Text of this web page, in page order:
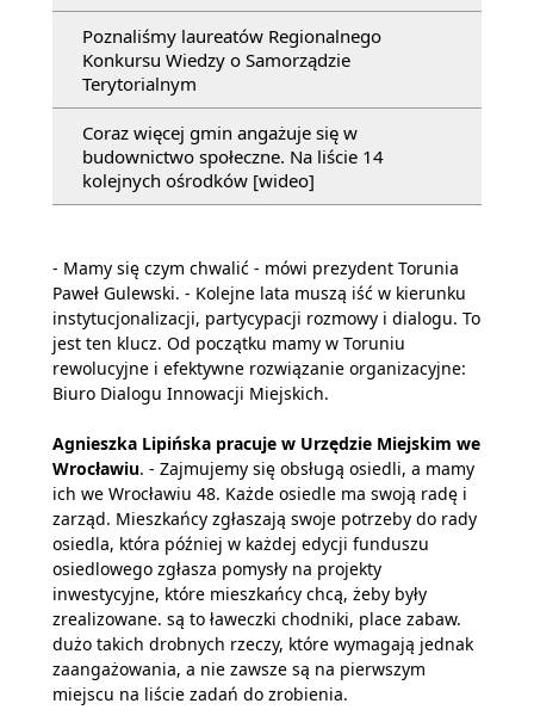
Poznaliśmy laureatów Regionalnego
Konkursu Wiedzy o Samorządzie
Terytorialnym
Coraz więcej gmin angażuje się w
budownictwo społeczne. Na liście 14
kolejnych ośrodków [wideo]
- Mamy się czym chwalić - mówi prezydent Torunia
Paweł Gulewski. - Kolejne lata muszą iść w kierunku
instytucjonalizacji, partycypacji rozmowy i dialogu. To
jest ten klucz. Od początku mamy w Toruniu
rewolucyjne i efektywne rozwiązanie organizacyjne:
Biuro Dialogu Innowacji Miejskich.
Agnieszka Lipińska pracuje w Urzędzie Miejskim we
Wrocławiu. - Zajmujemy się obsługą osiedli, a mamy
ich we Wrocławiu 48. Każde osiedle ma swoją radę i
zarząd. Mieszkańcy zgłaszają swoje potrzeby do rady
osiedla, która później w każdej edycji funduszu
osiedlowego zgłasza pomysły na projekty
inwestycyjne, które mieszkańcy chcą, żeby były
zrealizowane. są to ławeczki chodniki, place zabaw.
dużo takich drobnych rzeczy, które wymagają jednak
zaangażowania, a nie zawsze są na pierwszym
miejscu na liście zadań do zrobienia.